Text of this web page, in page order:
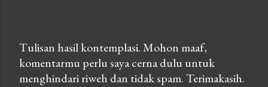
P
o
Tulisan hasil kontemplasi. Mohon maaf,
komentarmu perlu saya cerna dulu untuk
menghindari riweh dan tidak spam. Terimakasih.